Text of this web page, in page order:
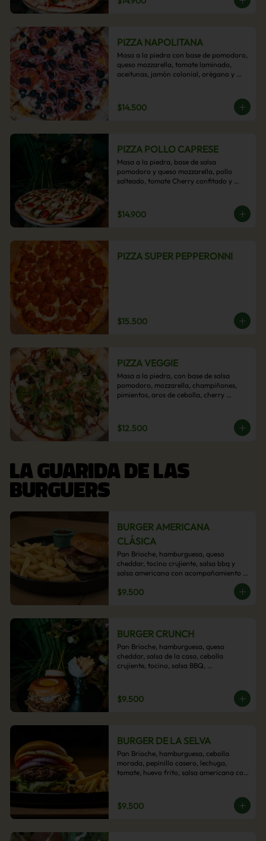
PIZZA NAPOLITANA
Masa a la piedra con base de pomodoro,
queso mozzarella, tomate laminado,
aceitunas, jamón colonial, orégano y
$14.500
PIZZA POLLO CAPRESE
Masa a la piedra, base de salsa
pomodoro y queso mozzarella, pollo
salteado, tomate Cherry confitado y
$14.900
PIZZA SUPER PEPPERONNI
$15.500
PIZZA VEGGIE
Masa a la piedra, con base de salsa
pomodoro, mozzarella, champiñones,
pimientos, aros de cebolla, cherry
$12.500
LA GUARIDA DE LAS
BURGUERS
BURGER AMERICANA
CLÁSICA
Pan Brioche, hamburguesa, queso
cheddar, tocino crujiente, salsa bbq y
salsa americana con acompañamiento
$9.500
BURGER CRUNCH
Pan Brioche, hamburguesa, queso
cheddar, salsa de la casa, cebolla
crujiente, tocino, salsa BBQ,
$9.500
BURGER DE LA SELVA
Pan Brioche, hamburguesa, cebolla
morada, pepinillo casero, lechuga,
tomate, huevo frito, salsa americana con
$9.500